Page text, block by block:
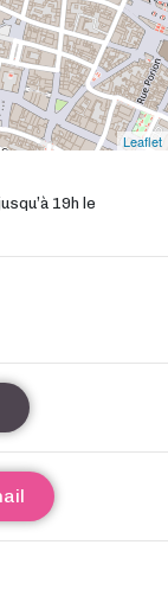
Leaflet
19h le